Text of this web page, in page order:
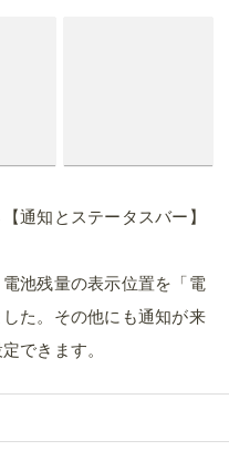
通知とステータスバー】
池残量の表示位置を「電
た。その他にも通知が来
できます。